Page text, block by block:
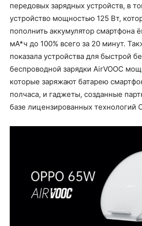
передовых зарядных устройств, в
устройство мощностью 125 Вт,
пополнить аккумулятор смартфона
мА*ч до 100% всего за 20 минут.
показала устройства для быстрой
беспроводной зарядки AirVOOC
которые заряжают батарею
полчаса, и гаджеты, созданные
базе лицензированных технологий